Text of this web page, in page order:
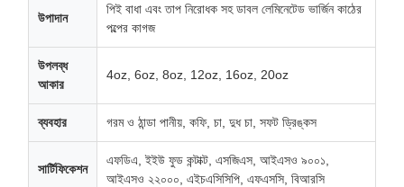
উপাদান
পিই বাধা এবং তাপ নিরোধক সহ ডাবল লেমিনেটেড ভার্জিন কাঠের
পল্পের কাগজ
উপলব্ধ
আকার
4oz, 6oz, 8oz, 12oz, 16oz, 20oz
ব্যবহার গরম ও ঠান্ডা পানীয়, কফি, চা, দুধ চা, সফট ড্রিঙ্কস
সার্টিফিকেশন
এফডিএ, ইইউ ফুড কন্টাক্ট, এসজিএস, আইএসও ৯০০১,
আইএসও ২২০০০, এইচএসিসিপি, এফএসসি, বিআরসি